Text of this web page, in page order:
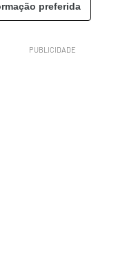
preferida